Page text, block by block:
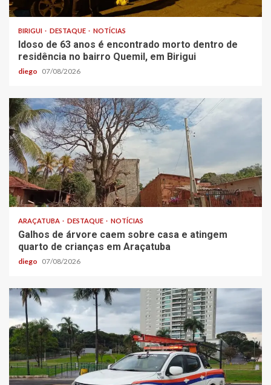
BIRIGUI DESTAQUE NOTÍCIAS
Idoso de 63 anos é encontrado morto dentro de
residência no bairro Quemil, em Birigui
diego 07/08/2026
ARAÇATUBA DESTAQUE NOTÍCIAS
Galhos de árvore caem sobre casa e atingem
quarto de crianças em Araçatuba
diego 07/08/2026